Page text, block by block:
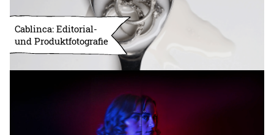
Cablinca: Editorial-
und Produktfotografie